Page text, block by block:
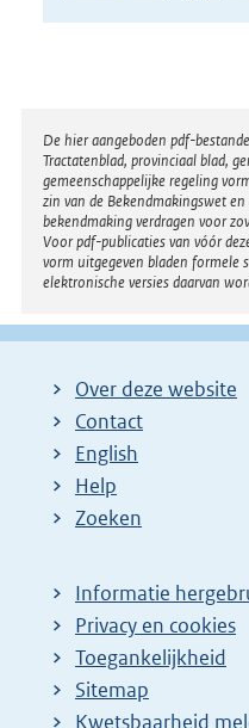
Disclaimer
De hier aangeboden pdf-
Tractatenblad, provinciaal blad,
gemeenschappelijke regeling
zin van de Bekendmakingswet
bekendmaking verdragen voor
Voor pdf-publicaties van vóór
vorm uitgegeven bladen formele
elektronische versies daarvan
Over deze website
Contact
English
Help
Zoeken
Informatie
Privacy en cookies
Toegankelijkheid
Sitemap
E
Kwetsbaarheid